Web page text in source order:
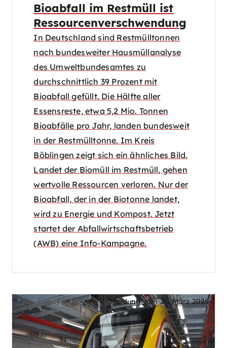
Bioabfall im Restmüll ist
Ressourcenverschwendung
In Deutschland sind Restmülltonnen
nach bundesweiter Hausmüllanalyse
des Umweltbundesamtes zu
durchschnittlich 39 Prozent mit
Bioabfall gefüllt. Die Hälfte aller
Essensreste, etwa 5,2 Mio. Tonnen
Bioabfälle pro Jahr, landen bundesweit
in der Restmülltonne. Im Kreis
Böblingen zeigt sich ein ähnliches Bild.
Landet der Biomüll im Restmüll, gehen
wertvolle Ressourcen verloren. Nur der
Bioabfall, der in der Biotonne landet,
wird zu Energie und Kompost. Jetzt
startet der Abfallwirtschaftsbetrieb
(AWB) eine Info-Kampagne.
Meldung vom 25. März 2025